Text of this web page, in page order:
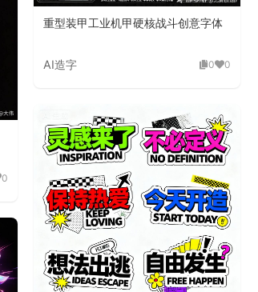
0
重型装甲工业机甲硬核战斗创意字体
AI造字 0 0